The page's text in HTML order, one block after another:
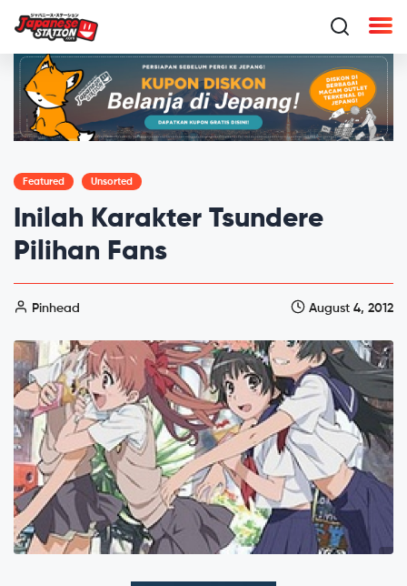
Featured Unsorted
Inilah Karakter Tsundere
Pilihan Fans
Pinhead August 4, 2012